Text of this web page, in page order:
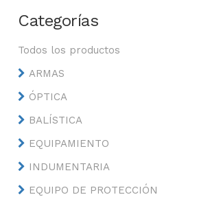
Categorías
Todos los productos
ARMAS
ÓPTICA
BALÍSTICA
EQUIPAMIENTO
INDUMENTARIA
EQUIPO DE PROTECCIÓN